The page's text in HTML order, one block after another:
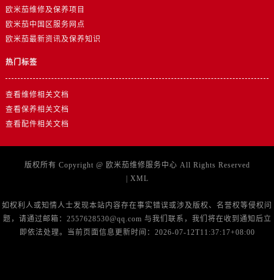
浙江省舟山市定海区解放东路欧米茄售后服务中心（需提前预约）
澳门特别行政区花王堂区大三巴商圈欧米茄售后服务中心（需提前预约）
澳门特别行政区嘉模堂区官也街欧米茄售后服务中心（需提前预约）
福建省福州市鼓楼区五四路128-1号恒力城写字楼15层03室欧米茄售后服务中心（需提前预约）
福建省厦门市思明区湖滨东路95号万象城华润大厦B座11层1104室欧米茄售后服务中心（需提前预约）
欧米茄维修及保养项目
欧米茄中国区服务网点
欧米茄最新资讯及保养知识
热门标签
查看维修相关文档
查看保养相关文档
查看配件相关文档
版权所有 Copyright @ 欧米茄维修服务中心 All Rights Reserved
| XML
如权利人或知情人士发现本站内容存在事实错误或涉及版权、名誉权等侵权问
题，请通过邮箱：2557628530@qq.com 与我们联系，我们将在收到通知后立
即依法处理。当前页面信息更新时间：2026-07-12T11:37:17+08:00